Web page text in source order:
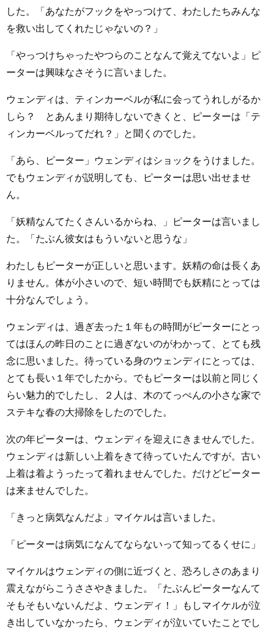
した。「あなたがフックをやっつけて、わたしたちみんな
を救い出してくれたじゃないの？」
「やっつけちゃったやつらのことなんて覚えてないよ」ピ
ーターは興味なさそうに言いました。
ウェンディは、ティンカーベルが私に会ってうれしがるか
しら？ とあんまり期待しないできくと、ピーターは「テ
ィンカーベルってだれ？」と聞くのでした。
「あら、ピーター」ウェンディはショックをうけました。
でもウェンディが説明しても、ピーターは思い出せませ
ん。
「妖精なんてたくさんいるからね、」ピーターは言いまし
た。「たぶん彼女はもういないと思うな」
わたしもピーターが正しいと思います。妖精の命は長くあ
りません。体が小さいので、短い時間でも妖精にとっては
十分なんでしょう。
ウェンディは、過ぎ去った１年もの時間がピーターにとっ
てはほんの昨日のことに過ぎないのがわかって、とても残
念に思いました。待っている身のウェンディにとっては、
とても長い１年でしたから。でもピーターは以前と同じく
らい魅力的でしたし、２人は、木のてっぺんの小さな家で
ステキな春の大掃除をしたのでした。
次の年ピーターは、ウェンディを迎えにきませんでした。
ウェンディは新しい上着をきて待っていたんですが。古い
上着は着ようったって着れませんでした。だけどピーター
は来ませんでした。
「きっと病気なんだよ」マイケルは言いました。
「ピーターは病気になんてならないって知ってるくせに」
マイケルはウェンディの側に近づくと、恐ろしさのあまり
震えながらこうささやきました。「たぶんピーターなんて
そもそもいないんだよ、ウェンディ！」もしマイケルが泣
き出していなかったら、ウェンディが泣いていたことでし